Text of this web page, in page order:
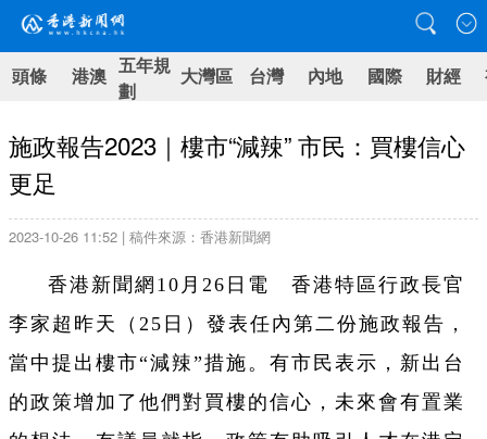
頭條 港澳 五年規
劃
大灣區 台灣 內地 國際 財經
施政報告2023｜樓市“減辣” 市民：買樓信心
更足
2023-10-26 11:52 | 稿件來源：香港新聞網
香港新聞網10月26日電 香港特區行政長官
李家超昨天（25日）發表任內第二份施政報告，
當中提出樓市“減辣”措施。有市民表示，新出台
的政策增加了他們對買樓的信心，未來會有置業